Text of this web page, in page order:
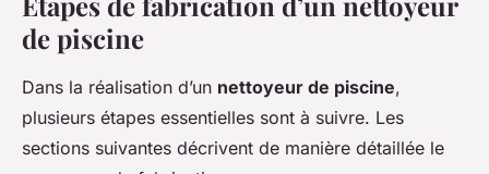
de piscine
Dans la réalisation d’un nettoyeur de piscine,
plusieurs étapes essentielles sont à suivre. Les
sections suivantes décrivent de manière détaillée le